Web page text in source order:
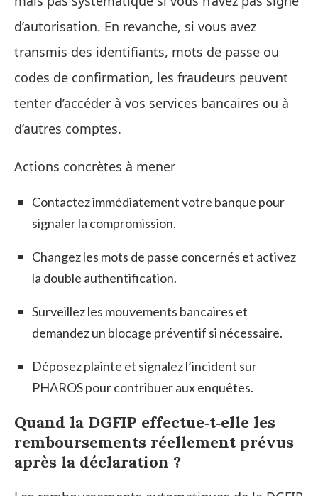
d’autorisation. En revanche, si vous avez
transmis des identifiants, mots de passe ou
codes de confirmation, les fraudeurs peuvent
tenter d’accéder à vos services bancaires ou à
d’autres comptes.
Actions concrètes à mener
Contactez immédiatement votre banque pour
signaler la compromission.
Changez les mots de passe concernés et activez
la double authentification.
Surveillez les mouvements bancaires et
demandez un blocage préventif si nécessaire.
Déposez plainte et signalez l’incident sur
PHAROS pour contribuer aux enquêtes.
Quand la DGFIP effectue‑t‑elle les
remboursements réellement prévus
après la déclaration ?